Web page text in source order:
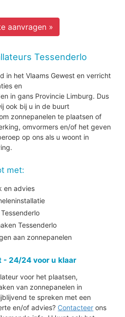
aanvragen »
Tessenderlo
in het Vlaams Gewest en verricht
en
in gans Provincie Limburg. Dus
ook bij u in de buurt
zonnepanelen te plaatsen of
omvormers en/of het geven
op ons als u woont in
met:
en advies
Tessenderlo
aan zonnepanelen
- 24/24 voor u klaar
voor het plaatsen,
van zonnepanelen in
te spreken met een
en/of advies? Contacteer ons